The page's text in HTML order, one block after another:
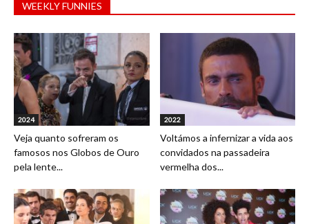
WEEKLY FUNNIES
2024
Veja quanto sofreram os
famosos nos Globos de Ouro
pela lente...
2022
Voltámos a infernizar a vida aos
convidados na passadeira
vermelha dos...